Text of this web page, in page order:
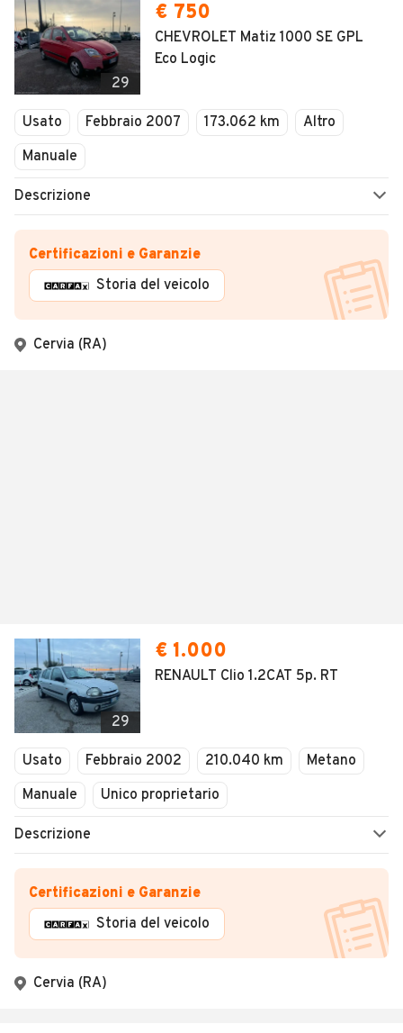
29
€ 750
CHEVROLET Matiz 1000 SE GPL
Eco Logic
Usato Febbraio 2007 173.062 km
Altro
Manuale
Descrizione
Certificazioni e Garanzie
Storia del veicolo
Cervia (RA)
29
€ 1.000
RENAULT Clio 1.2CAT 5p. RT
Usato Febbraio 2002 210.040 km
Metano
Manuale
Unico proprietario
Descrizione
Certificazioni e Garanzie
Storia del veicolo
Cervia (RA)